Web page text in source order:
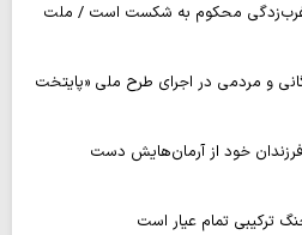
غرب‌زدگی محکوم به شکست است / ملت
و مردمی در اجرای طرح ملی «پایتخت
خود از آرمان‌هایش دست
ترکیبی تمام عیار است